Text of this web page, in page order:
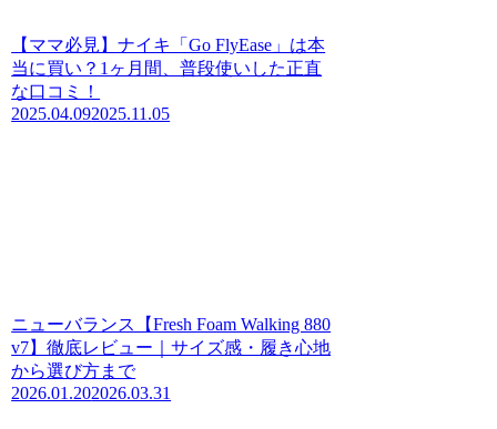
【ママ必見】ナイキ「Go FlyEase」は本
当に買い？1ヶ月間、普段使いした正直
な口コミ！
2025.04.092025.11.05
ニューバランス【Fresh Foam Walking 880
v7】徹底レビュー｜サイズ感・履き心地
から選び方まで
2026.01.202026.03.31